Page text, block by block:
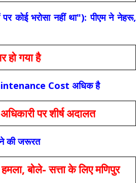
भरोसा नहीं था"): पीएम ने नेहरू,
गया है
Cost अधिक है
पर शीर्ष अदालत
की जरूरत
बोले- सत्ता के लिए मणिपुर